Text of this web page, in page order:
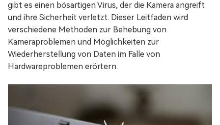
gibt es einen bösartigen Virus, der die Kamera angreift
und ihre Sicherheit verletzt. Dieser Leitfaden wird
verschiedene Methoden zur Behebung von
Kameraproblemen und Möglichkeiten zur
Wiederherstellung von Daten im Falle von
Hardwareproblemen erörtern.